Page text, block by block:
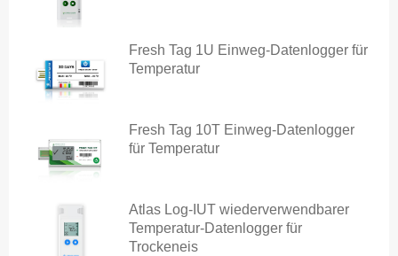
Fresh Tag 1U Einweg-Datenlogger für
Temperatur
Fresh Tag 10T Einweg-Datenlogger
für Temperatur
Atlas Log-IUT wiederverwendbarer
Temperatur-Datenlogger für
Trockeneis